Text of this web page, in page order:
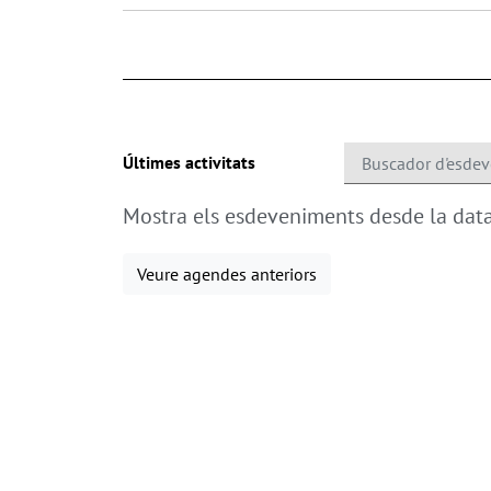
Últimes activitats
Mostra els esdeveniments desde la
Veure agendes anteriors